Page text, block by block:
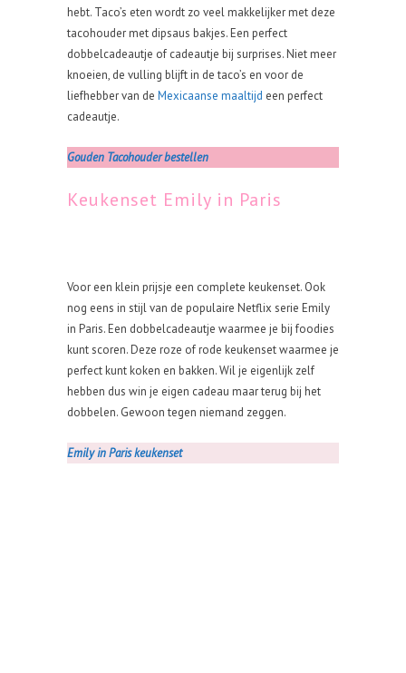
hebt. Taco’s eten wordt zo veel makkelijker met deze
tacohouder met dipsaus bakjes. Een perfect
dobbelcadeautje of cadeautje bij surprises. Niet meer
knoeien, de vulling blijft in de taco’s en voor de
liefhebber van de Mexicaanse maaltijd een perfect
cadeautje.
Gouden Tacohouder bestellen
Keukenset Emily in Paris
Voor een klein prijsje een complete keukenset. Ook
nog eens in stijl van de populaire Netflix serie Emily
in Paris. Een dobbelcadeautje waarmee je bij foodies
kunt scoren. Deze roze of rode keukenset waarmee je
perfect kunt koken en bakken. Wil je eigenlijk zelf
hebben dus win je eigen cadeau maar terug bij het
dobbelen. Gewoon tegen niemand zeggen.
Emily in Paris keukenset